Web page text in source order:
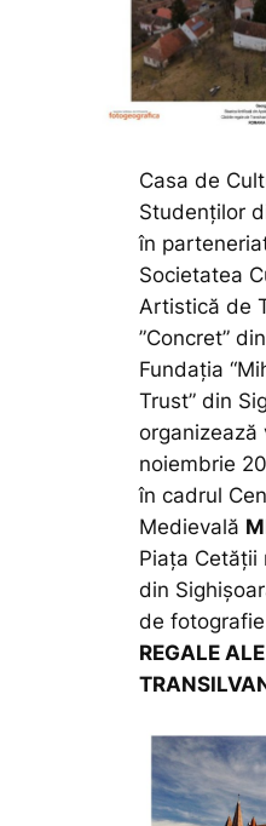
Casa de
Studenților
în
Societatea
Artistică de
”Concret”
Fundația
Trust” din
organizează
noiembrie
în cadrul
Medievală
Piața Cetății
din
de
REGALE ALE